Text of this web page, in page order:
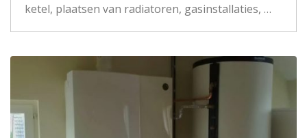
ketel, plaatsen van radiatoren, gasinstallaties, …